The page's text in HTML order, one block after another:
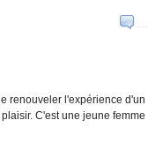
…
renouveler l'expérience d'un
C'est une jeune femme